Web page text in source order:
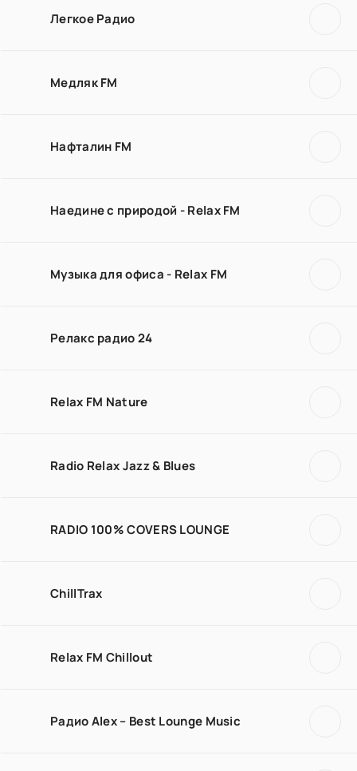
Легкое Радио
Медляк FM
Нафталин FM
Наедине с природой - Relax FM
Музыка для офиса - Relax FM
Релакс радио 24
Relax FM Nature
Radio Relax Jazz & Blues
RADIO 100% COVERS LOUNGE
ChillTrax
Relax FM Chillout
Радио Alex – Best Lounge Music